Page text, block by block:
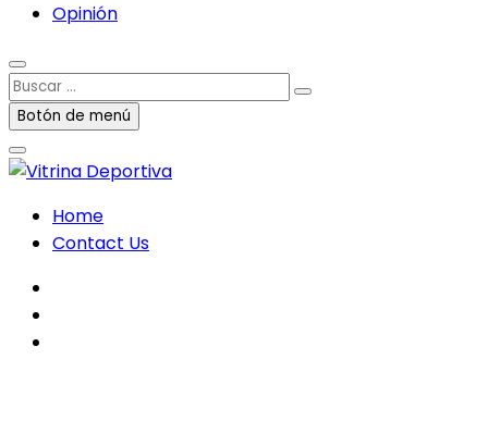
Opinión
Buscar
…Botón de menú
Home
Contact Us